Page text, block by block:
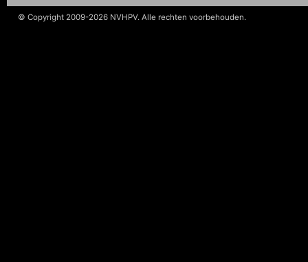
© Copyright 2009-2026 NVHPV. Alle rechten voorbehouden.